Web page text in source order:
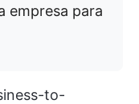
empresa para
to-